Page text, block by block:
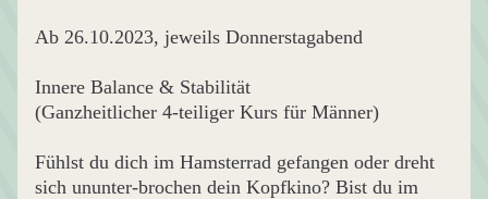
Ab 26.10.2023, jeweils Donnerstagabend
Innere Balance & Stabilität
(Ganzheitlicher 4-teiliger Kurs für Männer)
Fühlst du dich im Hamsterrad gefangen oder dreht
sich ununter-brochen dein Kopfkino? Bist du im